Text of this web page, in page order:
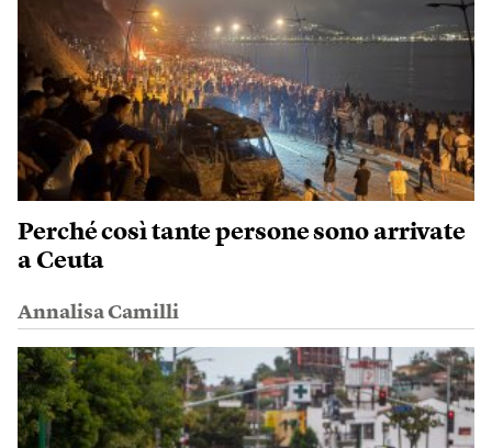
Perché così tante persone sono arrivate
a Ceuta
Annalisa Camilli